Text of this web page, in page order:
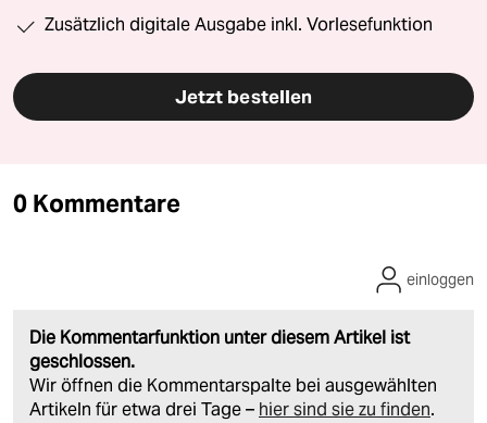
Zusätzlich digitale Ausgabe inkl. Vorlesefunktion
Jetzt bestellen
0 Kommentare
Die Kommentarfunktion unter diesem Artikel ist
geschlossen.
Wir öffnen die Kommentarspalte bei ausgewählten
Artikeln für etwa drei Tage – hier sind sie zu finden.
einloggen